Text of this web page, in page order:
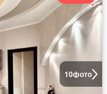
10фото